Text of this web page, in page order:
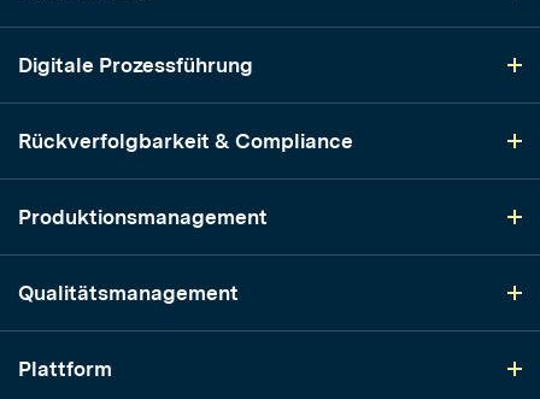
Digitale Prozessführung
Rückverfolgbarkeit & Compliance
Produktionsmanagement
Qualitätsmanagement
Plattform